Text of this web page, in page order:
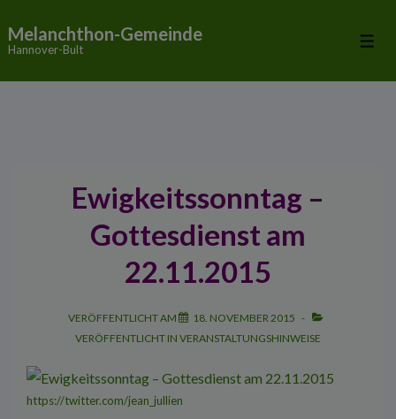
Zum
Melanchthon-Gemeinde
Hannover-Bult
Ewigkeitssonntag –
Gottesdienst am
22.11.2015
VERÖFFENTLICHT AM
18. NOVEMBER 2015
VERÖFFENTLICHT IN VERANSTALTUNGSHINWEISE
https://twitter.com/jean_jullien